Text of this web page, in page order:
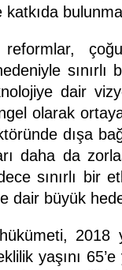
katkıda
dair
olarak
dışa
daha da
sınırlı bir
dair büyük
2018
yaşını